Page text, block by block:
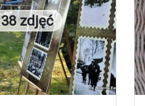
Liczba zdjęć
38 zdjęć